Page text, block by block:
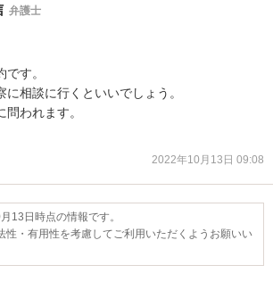
弁護士
す。
相談に行くといいでしょう。
われます。
2022年10月13日 09:08
13日時点の情報です。
性・有用性を考慮してご利用いただくようお願いい